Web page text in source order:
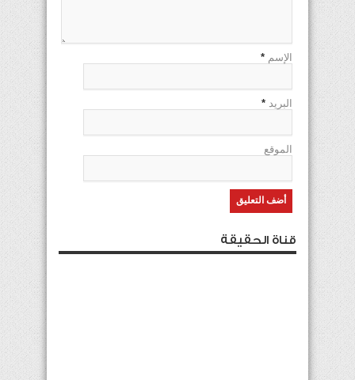
الإسم *
البريد *
الموقع
قناة الحقيقة